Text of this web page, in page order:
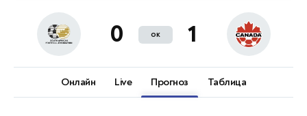
0 ок 1
Онлайн Live Прогноз Таблица